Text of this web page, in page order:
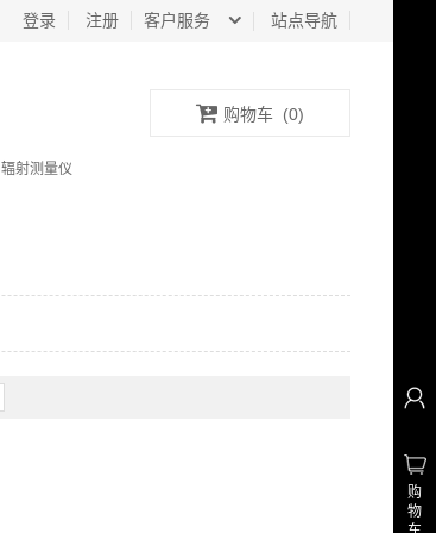
客户服务 站点导航
登录 注册
辐射测量仪
购物车 (0)
购
物